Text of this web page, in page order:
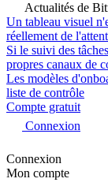
Actualités de
Un tableau visuel
réellement de
Si le suivi des
propres canaux de
Les modèles
liste de contrôle
Compte gratuit
Connexion
Connexion
Mon compte